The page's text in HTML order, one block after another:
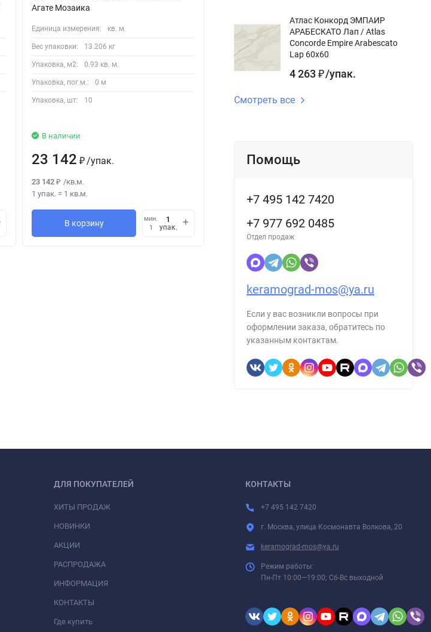
Агате Мозаика
Единица измерения: кв. м.
Вес упаковки: 13.206 кг
Упаковка, м2: 0.93 кв. м.
Упаковка, пог.м.: 0 м
Упаковка, шт: 10
В наличии
23 142 ₽ /упак.
23 142 ₽ /кв.м.
1 упак. = 1 кв.м.
В корзину
мин.
1
упак.
Единица измерения: кв. м.
6.603 кг
0.465 кв. м.
Упаковка, пог.м.:
22 476 ₽ /упак.
1 кв.м.
В корзину
мин.
Атлас Конкорд ЭМПАИР
АРАБЕСКАТО Лап / Atlas
Concorde Empire Arabescato
Lap 60x60
4 263 ₽/упак.
Смотреть все
Помощь
+7 495 142 7420
+7 977 692 0485
Отдел продаж
keramograd-mos@ya.ru
Если у вас возникли вопросы при
оформлении заказа, обратитесь по
указанным контактам.
ДЛЯ ПОКУПАТЕЛЕЙ
ХИТЫ ПРОДАЖ
НОВИНКИ
АКЦИИ
РАСПРОДАЖА
ИНФОРМАЦИЯ
КОНТАКТЫ
Где купить
КОНТАКТЫ
+7 495 142 7420
г. Москва, улица Космонавта Волкова, 20
keramograd-mos@ya.ru
Режим работы:
Пн-Пт 10:00—19:00; Сб-Вс выходной